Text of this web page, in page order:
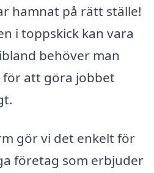
hamnat på rätt ställe!
i toppskick kan vara
behöver man
att göra jobbet
gör vi det enkelt för
företag som erbjuder